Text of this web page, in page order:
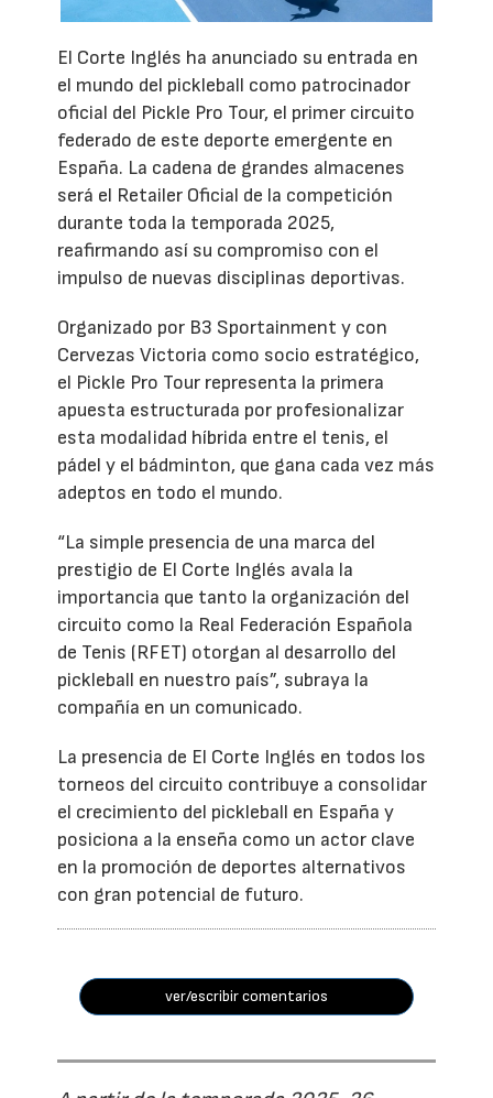
El Corte Inglés ha anunciado su entrada en
el mundo del pickleball como patrocinador
oficial del Pickle Pro Tour, el primer circuito
federado de este deporte emergente en
España. La cadena de grandes almacenes
será el Retailer Oficial de la competición
durante toda la temporada 2025,
reafirmando así su compromiso con el
impulso de nuevas disciplinas deportivas.
Organizado por B3 Sportainment y con
Cervezas Victoria como socio estratégico,
el Pickle Pro Tour representa la primera
apuesta estructurada por profesionalizar
esta modalidad híbrida entre el tenis, el
pádel y el bádminton, que gana cada vez más
adeptos en todo el mundo.
“La simple presencia de una marca del
prestigio de El Corte Inglés avala la
importancia que tanto la organización del
circuito como la Real Federación Española
de Tenis (RFET) otorgan al desarrollo del
pickleball en nuestro país”, subraya la
compañía en un comunicado.
La presencia de El Corte Inglés en todos los
torneos del circuito contribuye a consolidar
el crecimiento del pickleball en España y
posiciona a la enseña como un actor clave
en la promoción de deportes alternativos
con gran potencial de futuro.
ver/escribir comentarios